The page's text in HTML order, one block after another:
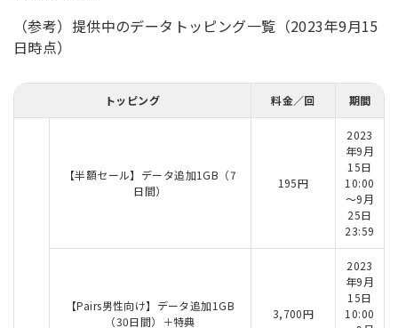
（参考）提供中のデータトッピング一覧（2023年9月15
日時点）
トッピング 料金／回 期間
【半額セール】データ追加1GB（7
日間）
195円
2023
年9月
15日
10:00
～9月
25日
23:59
【Pairs男性向け】データ追加1GB
（30日間）＋特典
3,700円
2023
年9月
15日
10:00